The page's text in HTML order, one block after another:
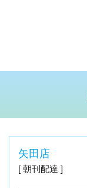
矢田店
朝刊配達